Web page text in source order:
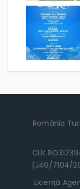
România
CUI:
(J40/7104/
Licență